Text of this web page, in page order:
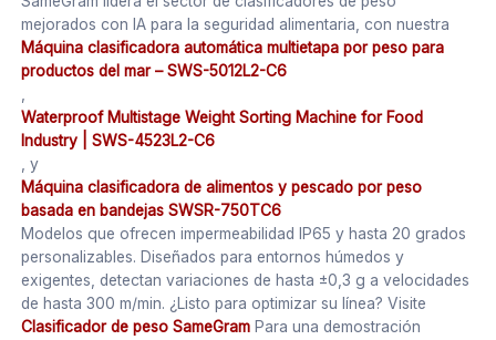
mejorados con IA para la seguridad alimentaria, con nuestra
Máquina clasificadora automática multietapa por peso para
productos del mar – SWS-5012L2-C6
,
Waterproof Multistage Weight Sorting Machine for Food
Industry | SWS-4523L2-C6
, y
Máquina clasificadora de alimentos y pescado por peso
basada en bandejas SWSR-750TC6
Modelos que ofrecen impermeabilidad IP65 y hasta 20 grados
personalizables. Diseñados para entornos húmedos y
exigentes, detectan variaciones de hasta ±0,3 g a velocidades
de hasta 300 m/min. ¿Listo para optimizar su línea? Visite
Clasificador de peso SameGram Para una demostración